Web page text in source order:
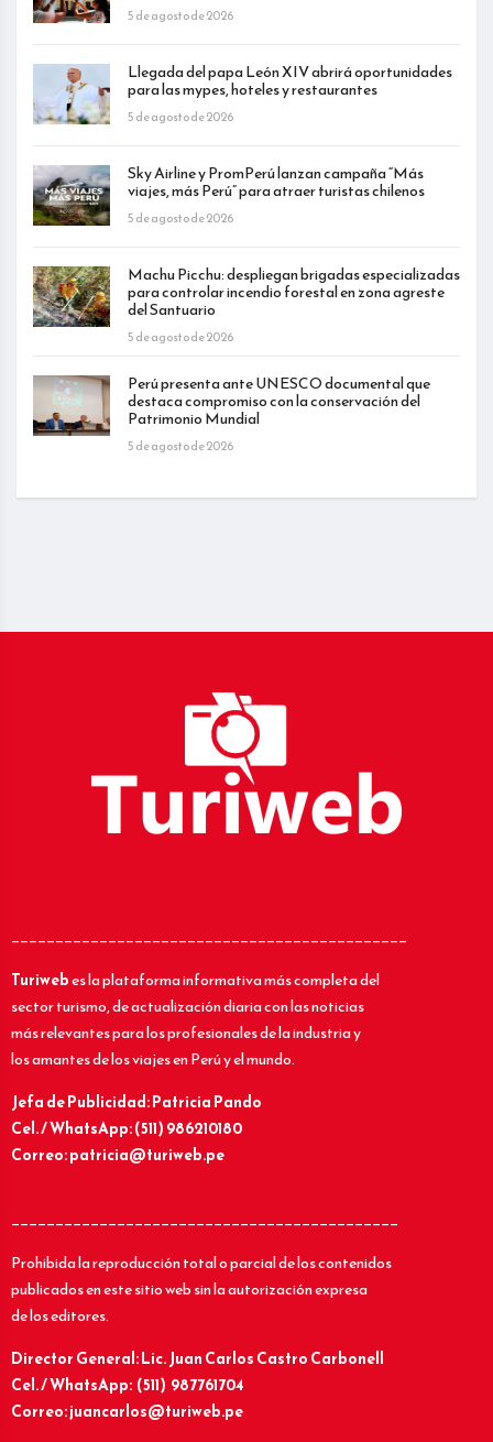
5 de agosto de 2026
Llegada del papa León XIV abrirá oportunidades
para las mypes, hoteles y restaurantes
5 de agosto de 2026
Sky Airline y PromPerú lanzan campaña “Más
viajes, más Perú” para atraer turistas chilenos
5 de agosto de 2026
Machu Picchu: despliegan brigadas especializadas
para controlar incendio forestal en zona agreste
del Santuario
5 de agosto de 2026
Perú presenta ante UNESCO documental que
destaca compromiso con la conservación del
Patrimonio Mundial
5 de agosto de 2026
_____________________________________________
Turiwebes la plataforma informativa más completa del
sector turismo, de actualización diaria con las noticias
más relevantes para los profesionales de la industria y
los amantes de los viajes en Perú y el mundo.
Jefa de Publicidad: Patricia Pando
Cel. / WhatsApp: (511) 986210180
Correo: patricia@turiweb.pe
____________________________________________
Prohibida la reproducción total o parcial de los contenidos
publicados en este sitio web sin la autorización expresa
de los editores.
Director General: Lic.Juan Carlos Castro Carbonell
Cel. / WhatsApp: (511) 987761704
Correo: juancarlos@turiweb.pe